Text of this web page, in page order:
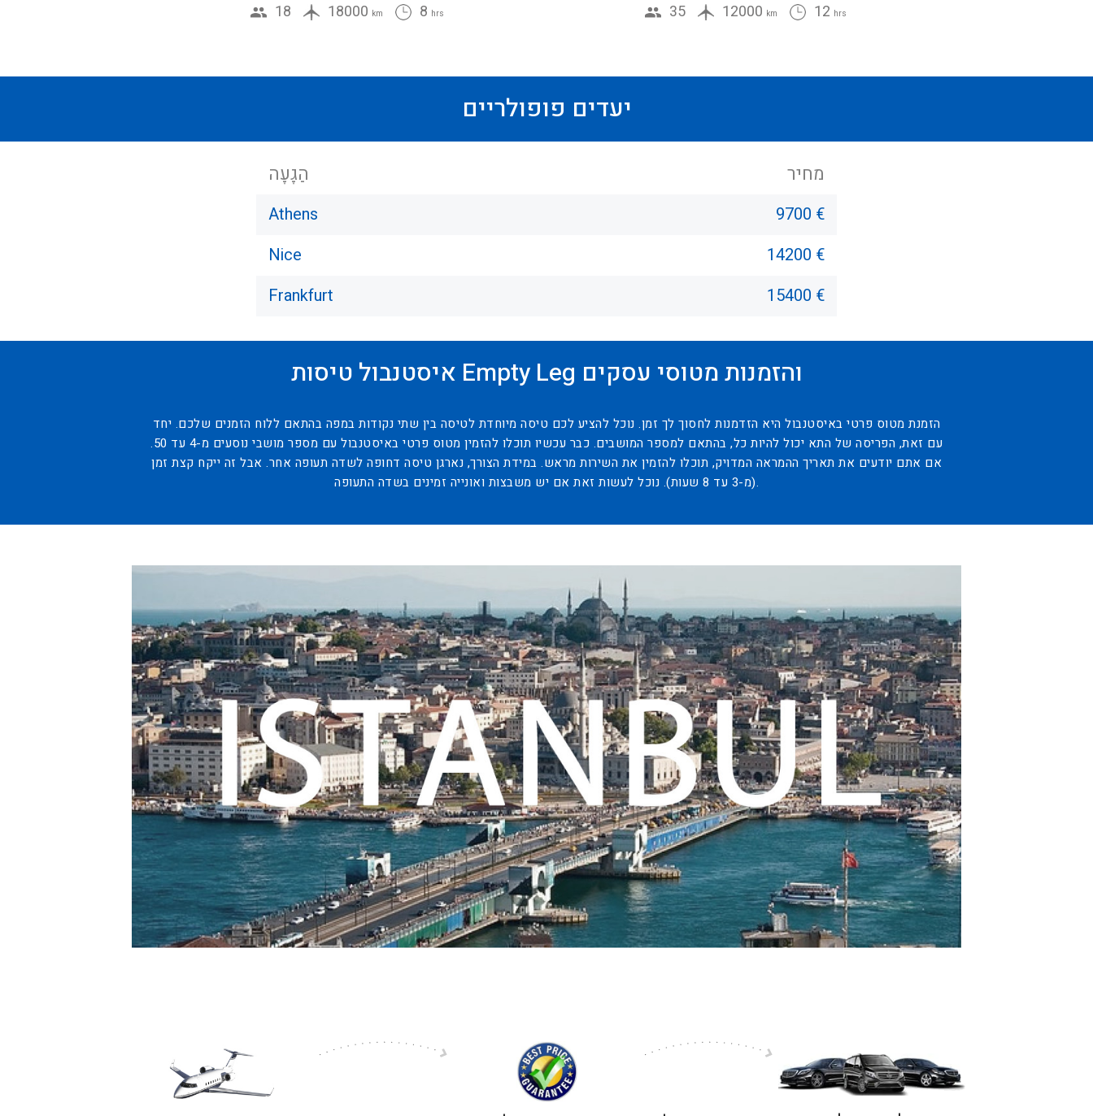
18 18000 km 8 hrs 35 12000 km 12 hrs
יעדים פופולריים
הַגָעָה מחיר
Athens
9700 €
Nice
14200 €
Frankfurt
15400 €
איסטנבול טיסות Empty Leg והזמנות מטוסי עסקים
הזמנת מטוס פרטי באיסטנבול היא הזדמנות לחסוך לך זמן. נוכל להציע לכם טיסה מיוחדת לטיסה בין שתי נקודות במפה בהתאם ללוח הזמנים שלכם. יחד
עם זאת, הפריסה של התא יכול להיות כל, בהתאם למספר המושבים. כבר עכשיו תוכלו להזמין מטוס פרטי באיסטנבול עם מספר מושבי נוסעים מ-4 עד 50.
אם אתם יודעים את תאריך ההמראה המדויק, תוכלו להזמין את השירות מראש. במידת הצורך, נארגן טיסה דחופה לשדה תעופה אחר. אבל זה ייקח קצת זמן
(מ-3 עד 8 שעות). נוכל לעשות זאת אם יש משבצות ואונייה זמינים בשדה התעופה.